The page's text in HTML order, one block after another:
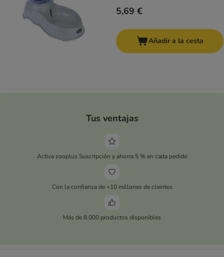
5,69 €
Añadir a la cesta
Tus ventajas
Activa zooplus Suscripción y ahorra 5 % en cada pedido
Con la confianza de +10 millones de clientes
Más de 8.000 productos disponibles